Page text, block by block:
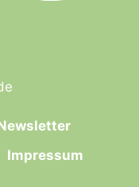
Impressum